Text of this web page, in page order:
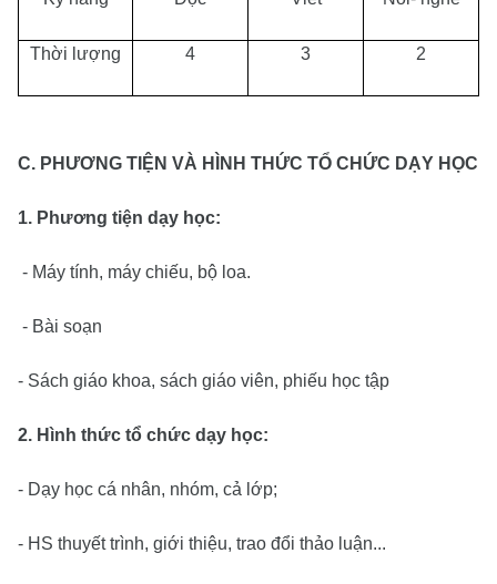
Thời lượng 4 3 2
C. PHƯƠNG TIỆN VÀ HÌNH THỨC TỔ CHỨC DẠY HỌC
1. Phương tiện dạy học:
- Máy tính, máy chiếu, bộ loa.
- Bài soạn
- Sách giáo khoa, sách giáo viên, phiếu học tập
2. Hình thức tổ chức dạy học:
- Dạy học cá nhân, nhóm, cả lớp;
- HS thuyết trình, giới thiệu, trao đổi thảo luận...